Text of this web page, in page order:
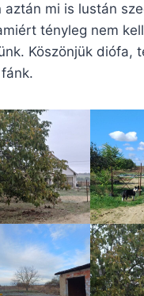
aztán mi is lustán
tényleg nem
Köszönjük diófa,